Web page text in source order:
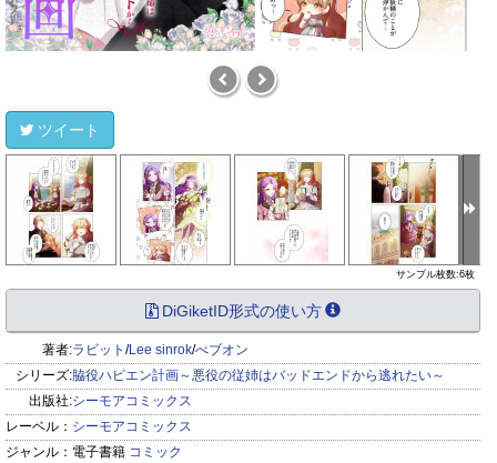
ツイート
サンプル枚数:6枚
DiGiketID形式の使い方
著者:ラビット /Lee sinrok/べブオン
シリーズ:脇役ハピエン計画～悪役の従姉はバッドエンドから逃れたい～
出版社:シーモアコミックス
レーベル： シーモアコミックス
ジャンル： 電子書籍 コミック